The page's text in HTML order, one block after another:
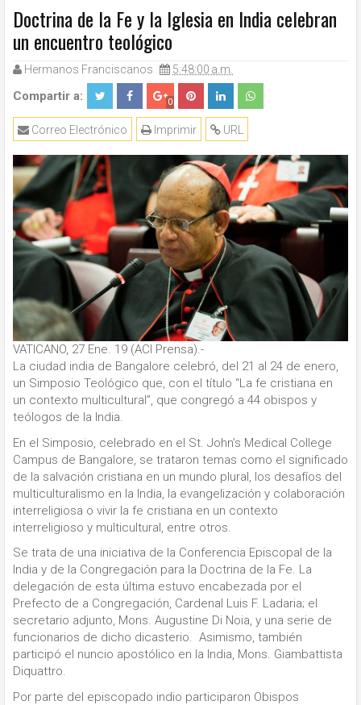
Doctrina de la Fe y la Iglesia en India celebran
un encuentro teológico
Hermanos Franciscanos 5:48:00 a.m.
Compartir a: 0
URL
Imprimir
Correo Electrónico
VATICANO, 27 Ene. 19 (ACI Prensa).-
La ciudad india de Bangalore celebró, del 21 al 24 de enero,
un Simposio Teológico que, con el título “La fe cristiana en
un contexto multicultural”, que congregó a 44 obispos y
teólogos de la India.
En el Simposio, celebrado en el St. John’s Medical College
Campus de Bangalore, se trataron temas como el significado
de la salvación cristiana en un mundo plural, los desafíos del
multiculturalismo en la India, la evangelización y colaboración
interreligiosa o vivir la fe cristiana en un contexto
interreligioso y multicultural, entre otros.
Se trata de una iniciativa de la Conferencia Episcopal de la
India y de la Congregación para la Doctrina de la Fe. La
delegación de esta última estuvo encabezada por el
Prefecto de a Congregación, Cardenal Luis F. Ladaria; el
secretario adjunto, Mons. Augustine Di Noia, y una serie de
funcionarios de dicho dicasterio. Asimismo, también
participó el nuncio apostólico en la India, Mons. Giambattista
Diquattro.
Por parte del episcopado indio participaron Obispos